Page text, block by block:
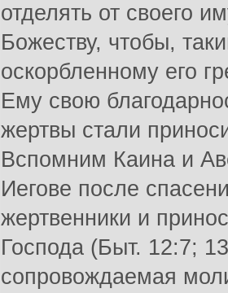
отделять от своего
Божеству, чтобы,
оскорбленному его
Ему свою
жертвы стали
Вспомним Каина и
Иегове после
жертвенники и
Господа (Быт. 12:7;
сопровождаемая